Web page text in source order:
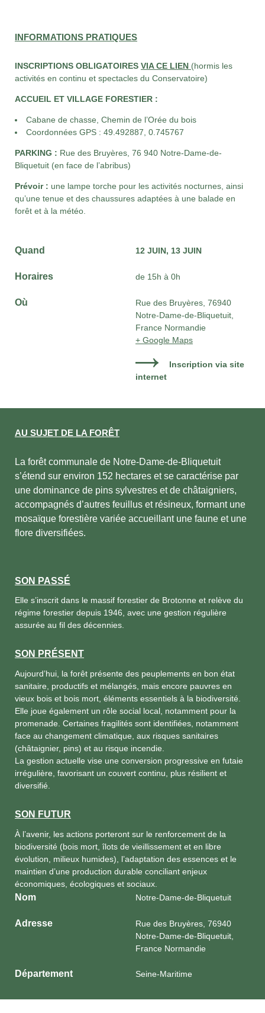
INFORMATIONS PRATIQUES
INSCRIPTIONS OBLIGATOIRES VIA CE LIEN (hormis les
activités en continu et spectacles du Conservatoire)
ACCUEIL ET VILLAGE FORESTIER :
Cabane de chasse, Chemin de l’Orée du bois
Coordonnées GPS : 49.492887, 0.745767
PARKING : Rue des Bruyères, 76 940 Notre-Dame-de-
Bliquetuit (en face de l’abribus)
Prévoir : une lampe torche pour les activités nocturnes, ainsi
qu’une tenue et des chaussures adaptées à une balade en
forêt et à la météo.
Quand 12 JUIN 13 JUIN
Horaires de 15h à 0h
Où
Rue des Bruyères, 76940
Notre-Dame-de-Bliquetuit,
France Normandie
+ Google Maps
Inscription via site
internet
AU SUJET DE LA FORÊT
La forêt communale de Notre-Dame-de-Bliquetuit
s’étend sur environ 152 hectares et se caractérise par
une dominance de pins sylvestres et de châtaigniers,
accompagnés d’autres feuillus et résineux, formant une
mosaïque forestière variée accueillant une faune et une
flore diversifiées.
SON PASSÉ
Elle s’inscrit dans le massif forestier de Brotonne et relève du
régime forestier depuis 1946, avec une gestion régulière
assurée au fil des décennies.
SON PRÉSENT
Aujourd’hui, la forêt présente des peuplements en bon état
sanitaire, productifs et mélangés, mais encore pauvres en
vieux bois et bois mort, éléments essentiels à la biodiversité.
Elle joue également un rôle social local, notamment pour la
promenade. Certaines fragilités sont identifiées, notamment
face au changement climatique, aux risques sanitaires
(châtaignier, pins) et au risque incendie.
La gestion actuelle vise une conversion progressive en futaie
irrégulière, favorisant un couvert continu, plus résilient et
diversifié.
SON FUTUR
À l’avenir, les actions porteront sur le renforcement de la
biodiversité (bois mort, îlots de vieillissement et en libre
évolution, milieux humides), l’adaptation des essences et le
maintien d’une production durable conciliant enjeux
économiques, écologiques et sociaux.
Nom Notre-Dame-de-Bliquetuit
Adresse
Rue des Bruyères, 76940
Notre-Dame-de-Bliquetuit,
France Normandie
Département Seine-Maritime